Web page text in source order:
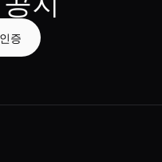
증